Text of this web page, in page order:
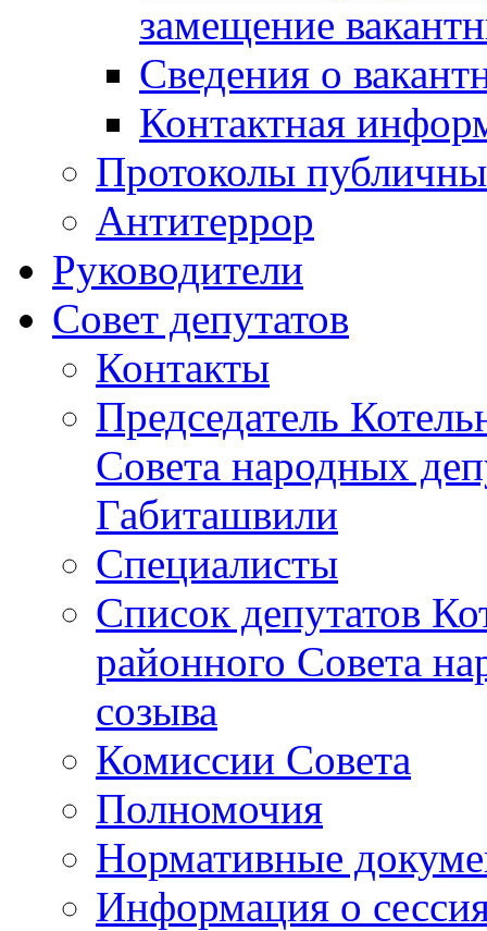
замещение
Сведения о
Контактная
Протоколы
Антитеррор
Руководители
Совет депутатов
Контакты
Председатель
Совета народных
Габиташвили
Специалисты
Список депутатов
районного Совета
созыва
Комиссии Совета
Полномочия
Нормативные
Информация о